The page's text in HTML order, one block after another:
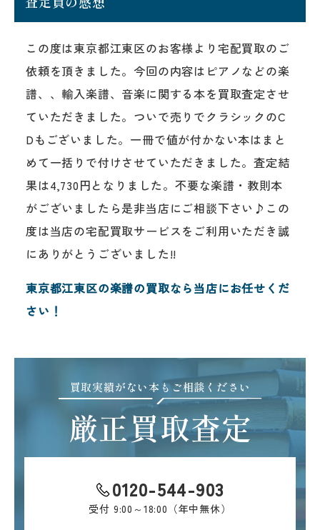
この度は東京都江東区のお客様より宅配買取のご
依頼を頂きました。今回の内容はピアノなどの楽
譜、、輸入楽譜、音楽に関する本を買取査定させ
ていただきました。ついで売りでクラシックのC
Dもございました。一冊で値が付かない本はまと
めて一括りで付けさせていただきました。査定結
果は4,730円となりました。不要な楽譜・教則本
がございましたら是非当店にご相談下さい♪この
度は当店の宅配買取サービスをご利用いただき誠
にありがとうございました!!
東京都江東区の楽譜の買取なら当店にお任せくだ
さい！
買取実績がない本もご相談ください
厳正買取査定
0120-544-903
受付 9:00～18:00（年中無休）